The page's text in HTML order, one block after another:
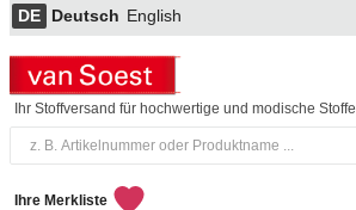
DE Deutsch English
Ihr Stoffversand für hochwertige und modische Stoffe
Ihre Merkliste